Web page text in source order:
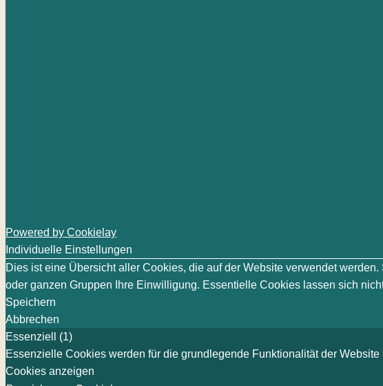
Powered by Cookielay
Individuelle Einstellungen
Dies ist eine Übersicht aller Cookies, die auf der Website verwendet
oder ganzen Gruppen Ihre Einwilligung. Essentielle Cookies lassen sich
Speichern
Abbrechen
Essenziell (1)
Essenzielle Cookies werden für die grundlegende Funktionalität der Website
Cookies anzeigen